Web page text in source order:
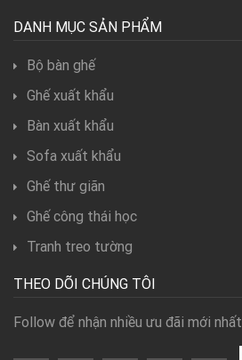
DANH MỤC SẢN PHẨM
Bộ bàn ghế
Ghế xuất khẩu
Bàn xuất khẩu
Sofa xuất khẩu
Ghế thư giãn
Ghế công thái học
Tranh treo tường
THEO DÕI CHÚNG TÔI
Follow để nhận nhiều ưu đãi mới nhất